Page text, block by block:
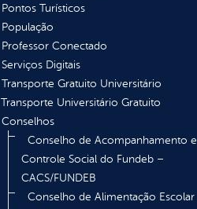
Pontos Turísticos
População
Professor Conectado
Serviços Digitais
Transporte Gratuito Universitário
Transporte Universitário Gratuito
Conselhos
Conselho de Acompanhamento e
Controle Social do Fundeb –
CACS/FUNDEB
Conselho de Alimentação Escolar